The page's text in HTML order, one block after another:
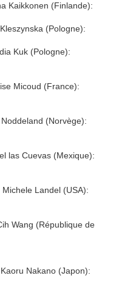
Kaikkonen (Finlande):
(Pologne):
Kuk (Pologne):
Micoud (France):
(Norvège):
las Cuevas (Mexique):
Landel (USA):
Wang (République de
Nakano (Japon):